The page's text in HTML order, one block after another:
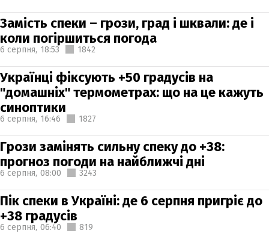
Замість спеки – грози, град і шквали: де і
коли погіршиться погода
6 серпня, 18:53 1842
Українці фіксують +50 градусів на
"домашніх" термометрах: що на це кажуть
синоптики
6 серпня, 16:46 1827
Грози замінять сильну спеку до +38:
прогноз погоди на найближчі дні
6 серпня, 08:00 3243
Пік спеки в Україні: де 6 серпня пригріє до
+38 градусів
6 серпня, 06:40 819